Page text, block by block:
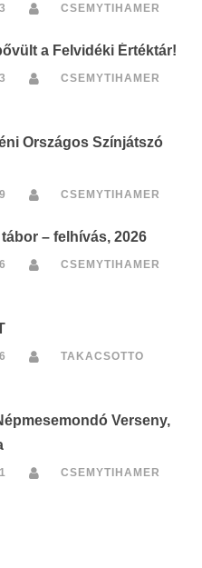
CSEMYTIHAMER
a Felvidéki Értéktár!
CSEMYTIHAMER
Országos Színjátszó
CSEMYTIHAMER
– felhívás, 2026
CSEMYTIHAMER
TAKACSOTTO
Verseny,
CSEMYTIHAMER